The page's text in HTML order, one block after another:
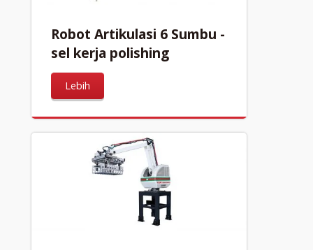
Robot Artikulasi 6 Sumbu -
sel kerja polishing
Lebih